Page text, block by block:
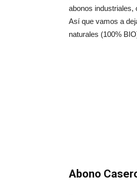
abonos industriales,
Así que vamos a
naturales (100%
Abono